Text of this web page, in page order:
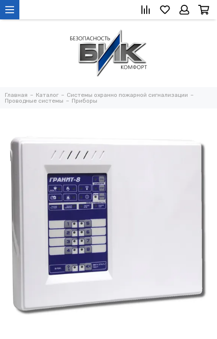
Главная Каталог
Системы охранно пожарной сигнализации
Проводные системы
Приборы